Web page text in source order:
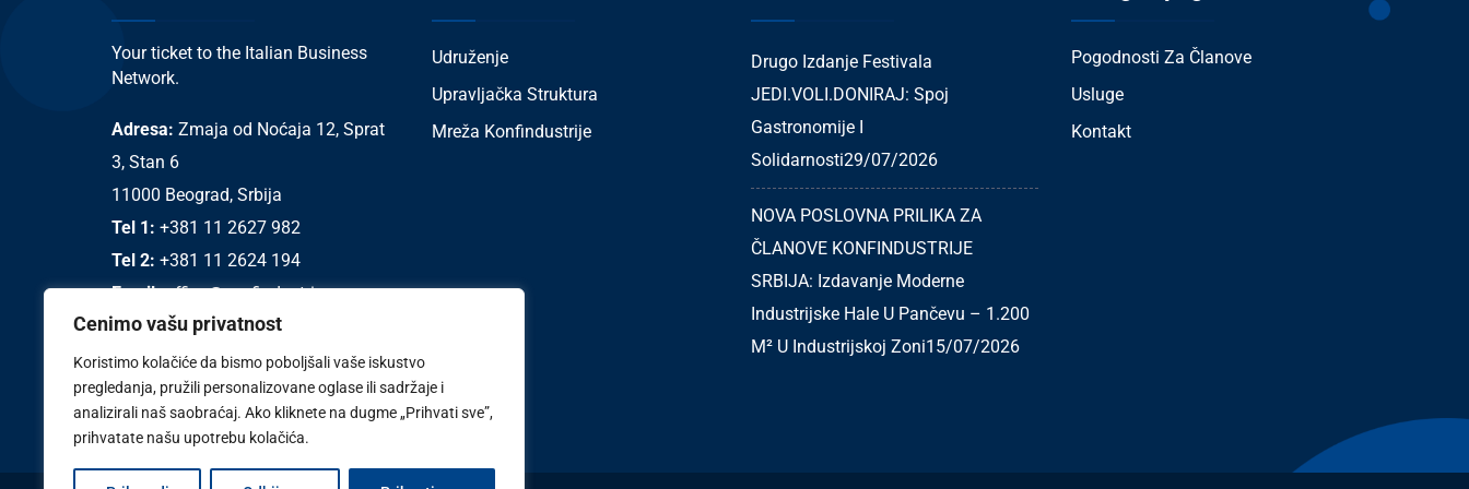
Cenimo vašu privatnost
Koristimo kolačiće da bismo poboljšali vaše iskustvo
pregledanja, pružili personalizovane oglase ili sadržaje i
analizirali naš saobraćaj. Ako kliknete na dugme „Prihvati sve”,
prihvatate našu upotrebu kolačića.
Your ticket to the Italian Business
Network.
Adresa: Zmaja od Noćaja 12, Sprat
3, Stan 6
11000 Beograd, Srbija
Tel 1: +381 11 2627 982
Tel 2: +381 11 2624 194
Email:office@confindustria.rs
Udruženje
Upravljačka Struktura
Mreža Konfindustrije
Drugo Izdanje Festivala
JEDI.VOLI.DONIRAJ: Spoj
Gastronomije I
Solidarnosti29/07/2026
NOVA POSLOVNA PRILIKA ZA
ČLANOVE KONFINDUSTRIJE
SRBIJA: Izdavanje Moderne
Industrijske Hale U Pančevu – 1.200
M² U Industrijskoj Zoni15/07/2026
Pogodnosti Za Članove
Usluge
Kontakt